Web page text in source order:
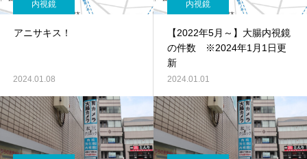
内視鏡
アニサキス！
2024.01.08
内視鏡
【2022年5月～】大腸内視鏡
の件数 ※2024年1月1日更
新
2024.01.01